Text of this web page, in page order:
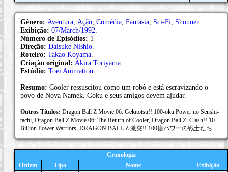
Gênero: Aventura Ação Comédia Fantasia Sci-Fi Shounen
Exibição: 07/March/1992
Número de Episódios: 1
Direção: Daisuke Nishio
Roteiro: Takao Koyama
Criação original: Akira Toriyama
Estúdio: Toei Animation
Resumo: Cooler ressuscitou como um robô e está escravizando o
povo de Nova Namek. Goku e seus amigos devem ajudar.
Outros Títulos: Dragon Ball Z Movie 06: Gekitotsu!! 100-oku Power no Senshi-
tachi, Dragon Ball Z Movie 06: The Return of Cooler, Dragon Ball Z: Clash!! 10
Billion Power Warriors, DRAGON BALL Z 激突!! 100億パワーの戦士たち
Cronologia
Ordem
Tipo Nome Exibição